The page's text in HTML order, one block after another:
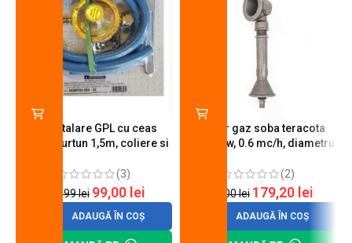
Kit instalare GPL cu ceas
butelie, furtun 1,5m, coliere si
(3)
120,99lei 99,00 lei
ADAUGĂ ÎN COȘ
Arzator gaz soba teracota
A600, 6 kw, 0.6 mc/h, diametru
(2)
200,00lei 179,20 lei
ADAUGĂ ÎN COȘ